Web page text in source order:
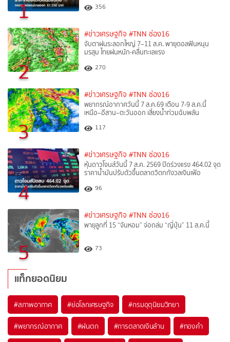
1 356
2
#ข่าวเศรษฐกิจ #TNN ช่อง16
จับตาฝนระลอกใหญ่ 7–11 ส.ค. พายุดอลฟินหนุน
มรสุม ไทยฝนหนัก-คลื่นทะเลแรง
270
3
#ข่าวเศรษฐกิจ #TNN ช่อง16
พยากรณ์อากาศวันนี้ 7 ส.ค.69 เตือน 7-9 ส.ค.นี้
เหนือ–อีสาน–ตะวันออก เสี่ยงน้ำท่วมฉับพลัน
117
4
#ข่าวเศรษฐกิจ #TNN ช่อง16
หุ้นดาวโจนส์วันนี้ 7 ส.ค. 2569 ปิดร่วงแรง 464.02 จุด
ราคาน้ำมันปรับตัวขึ้นตลาดวิตกกังวลเงินเฟ้อ
96
5
#ข่าวเศรษฐกิจ #TNN ช่อง16
พายุลูกที่ 15 “จันหอม” จ่อถล่ม “ญี่ปุ่น” 11 ส.ค.นี้
73
แท็กยอดนิยม
#สภาพอากาศ #ย่อโลกเศรษฐกิจ #กรมอุตุนิยมวิทยา
#พยากรณ์อากาศ #ฝนตก #การตลาดเงินล้าน #ทองคำ